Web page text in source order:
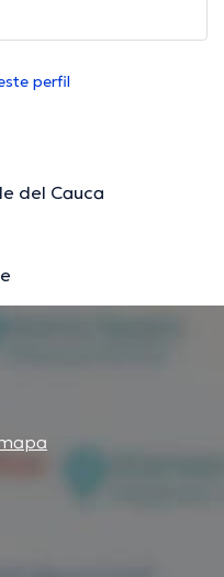
perfil
del Cauca